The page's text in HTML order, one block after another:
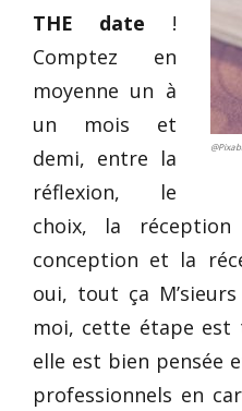
THE date !
Comptez en
moyenne un à
un mois et
demi, entre la
réflexion, le
choix, la
conception et la
oui, tout ça
moi, cette étape
elle est bien pensée
professionnels en